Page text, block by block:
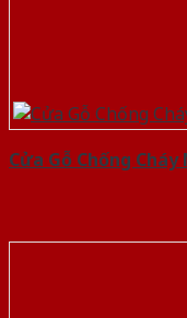
Cửa Gỗ Chống Cháy